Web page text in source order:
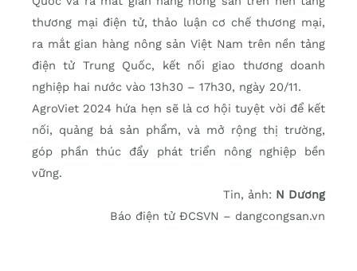
thương mại điện tử, thảo luận cơ chế thương mại,
ra mắt gian hàng nông sản Việt Nam trên nền tảng
điện tử Trung Quốc, kết nối giao thương doanh
nghiệp hai nước vào 13h30 – 17h30, ngày 20/11.
AgroViet 2024 hứa hẹn sẽ là cơ hội tuyệt vời để kết
nối, quảng bá sản phẩm, và mở rộng thị trường,
góp phần thúc đẩy phát triển nông nghiệp bền
vững.
Tin, ảnh: N Dương
Báo điện tử ĐCSVN – dangcongsan.vn